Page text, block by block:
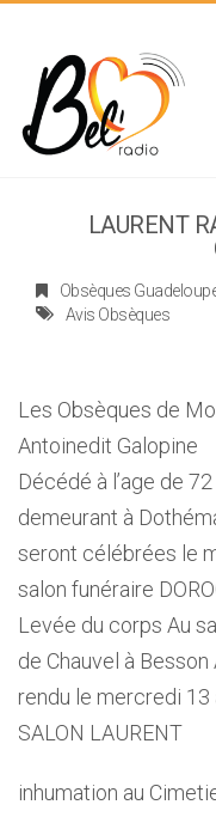
LAURENT
Obsèques
Avis Obsèques
Les Obsèques de
Antoinedit Galopine
Décédé à l’age de
demeurant à
seront célébrées le
salon funéraire
Levée du corps Au
de Chauvel à
rendu le mercredi
SALON LAURENT
inhumation au